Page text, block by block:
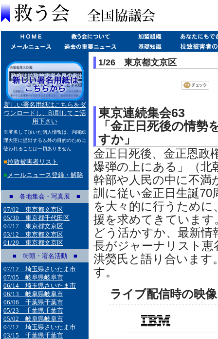
新しい署名用紙はこちらをダ
ウンロードし、印刷してご活
用下さい
※署名して頂いた個人情報は、内閣総
理大臣に提出する以外の目的のために
使われることは一切ありません
■拉致被害者リスト
■ メールニュース登録・解除
■ 各地集会・写真展 ■
07/02 東京都文京区
05/30 東京都千代田区
04/17 東京都文京区
03/12 東京都文京区
01/29 東京都文京区
■ 街頭・署名活動 ■
07/12 埼玉県さいたま市
07/05 岐阜県岐阜市
06/14 埼玉県さいたま市
06/13 岐阜県岐阜市
06/06 千葉県千葉市
05/23 千葉県千葉市
05/02 岐阜県岐阜市
04/12 埼玉県さいたま市
03/15 千葉県千葉市
1/26 東京都文京区
東京連続集会63
「金正日死後の情勢
すか」
金正日死後、金正恩政
爆弾の上にある」（北
幹部や人民の中に不満
訓に従い金正日生誕70
を大々的に行うために
援を求めてきていま
どう活かすか、最新
長がジャーナリスト恵
洪熒氏と語り合いま
す。
ライブ配信時の映像